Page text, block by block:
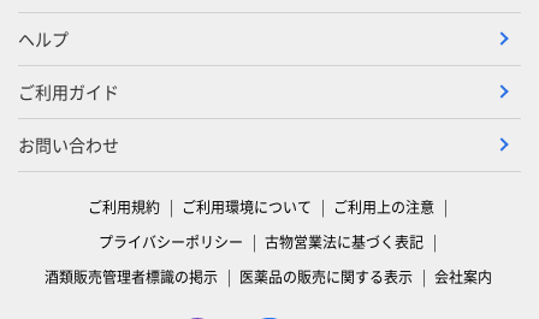
ヘルプ
ご利用ガイド
お問い合わせ
ご利用規約 ご利用環境について
ご利用上の注意
プライバシーポリシー
古物営業法に基づく表記
酒類販売管理者標識の掲示
医薬品の販売に関する表示 会社案内